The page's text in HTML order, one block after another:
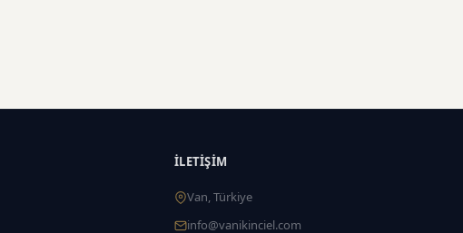
İLETIŞIM
Van, Türkiye
info@vanikinciel.com